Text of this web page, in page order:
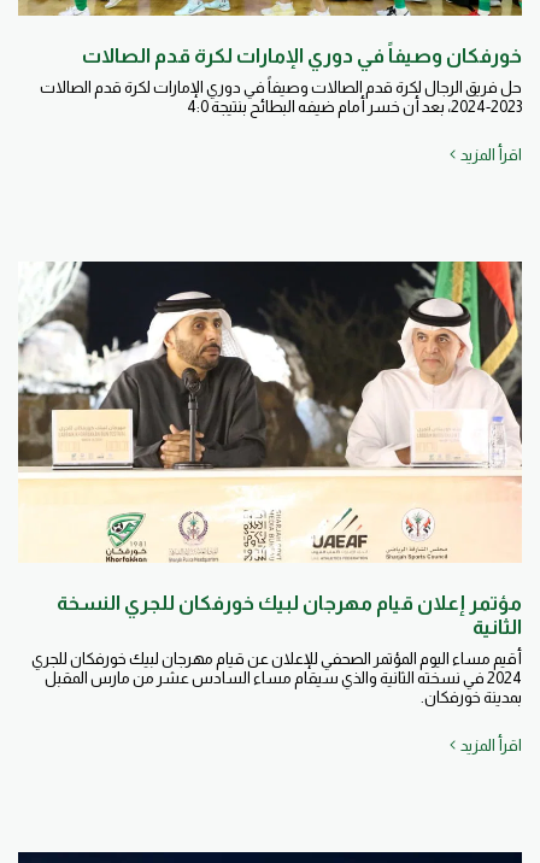
خورفكان وصيفاً في دوري الإمارات لكرة قدم الصالات
حل فريق الرجال لكرة قدم الصالات وصيفاً في دوري الإمارات لكرة قدم الصالات
2023-2024، بعد أن خسر أمام ضيفه البطائح بنتيجة 4:0
اقرأ المزيد
مؤتمر إعلان قيام مهرجان لبيك خورفكان للجري النسخة
الثانية
أقيم مساء اليوم المؤتمر الصحفي للإعلان عن قيام مهرجان لبيك خورفكان للجري
2024 في نسخته الثانية والذي سيقام مساء السادس عشر من مارس المقبل
بمدينة خورفكان.
اقرأ المزيد